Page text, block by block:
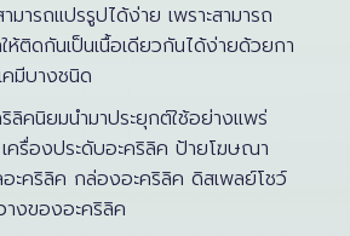
ารถแปรรูปได้ง่าย เพราะสามารถ
ห้ติดกันเป็นเนื้อเดียวกันได้ง่ายด้วยกา
คมีบางชนิด
ลิคนิยมนำมาประยุกต์ใช้อย่างแพร่
เครื่องประดับอะคริลิค ป้ายโฆษณา
ะคริลิค กล่องอะคริลิค ดิสเพลย์โชว์
งของอะคริลิค